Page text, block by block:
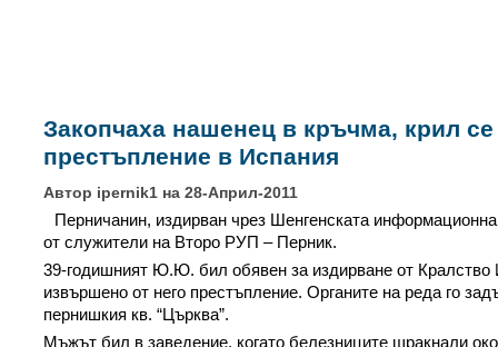
Закопчаха нашенец в кръчма, крил
престъпление в Испания
Автор ipernik1 на 28-Април-2011
Перничанин, издирван чрез Шенгенската
от служители на Второ РУП – Перник.
39-годишният Ю.Ю. бил обявен за издирване от Кралство
извършено от него престъпление. Органите на реда го
пернишкия кв. “Църква”.
Мъжът бил в заведение, когато белезниците щракнали